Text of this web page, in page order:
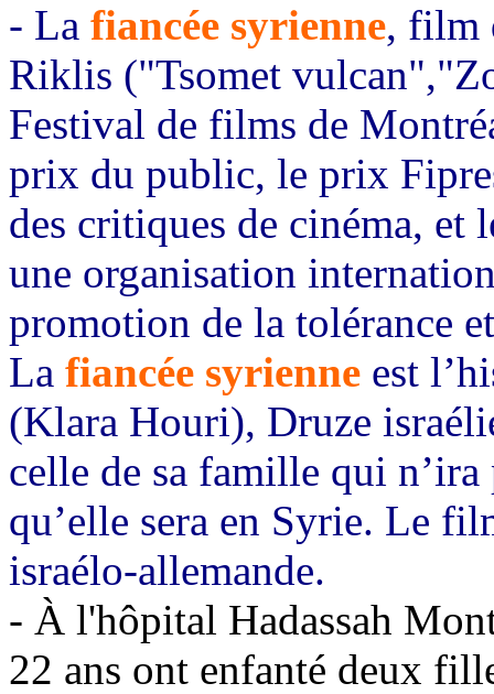
- La fiancée syrienne, film
Riklis ("Tsomet
Festival de films de
prix du public, le prix
des critiques de cinéma, et
une organisation
promotion de la tolérance
La fiancée syrienne est
(Klara Houri), Druze
celle de sa famille qui
qu’elle sera en Syrie. Le
israélo-allemande.
- À l'hôpital Hadassah
22 ans ont enfanté deux